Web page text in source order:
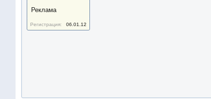
Реклама
Регистрация: 06.01.12